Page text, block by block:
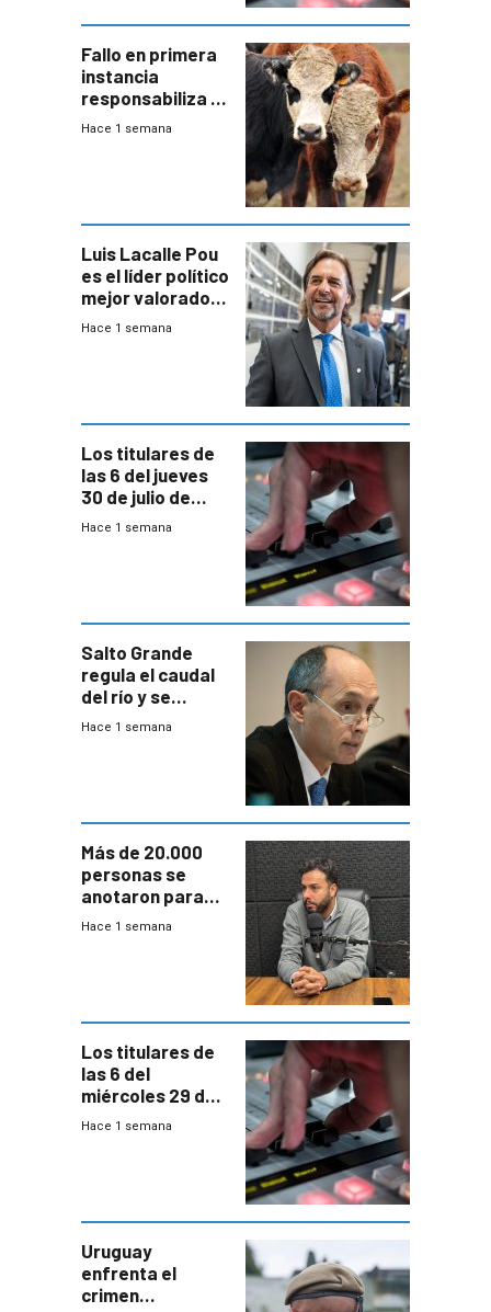
Fallo en primera
instancia
responsabiliza al
Estado por falta
Hace 1 semana
Luis Lacalle Pou
es el líder político
mejor valorado
del país, según
Hace 1 semana
Los titulares de
las 6 del jueves
30 de julio de
2026
Hace 1 semana
Salto Grande
regula el caudal
del río y se
prepara para un
Hace 1 semana
Más de 20.000
personas se
anotaron para
las pruebas
Hace 1 semana
Los titulares de
las 6 del
miércoles 29 de
julio de 2026
Hace 1 semana
Uruguay
enfrenta el
crimen